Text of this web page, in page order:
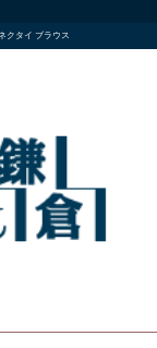
クタイ ブラウス